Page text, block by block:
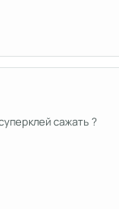
сажать ?